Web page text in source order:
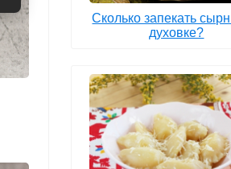
Сколько запекать
духовке?